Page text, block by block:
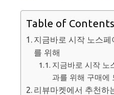
Table of Contents
지금바로 시작 노스
를 위해
지금바로 시작 노
과를 위해 구매에
리뷰마켓에서 추천하